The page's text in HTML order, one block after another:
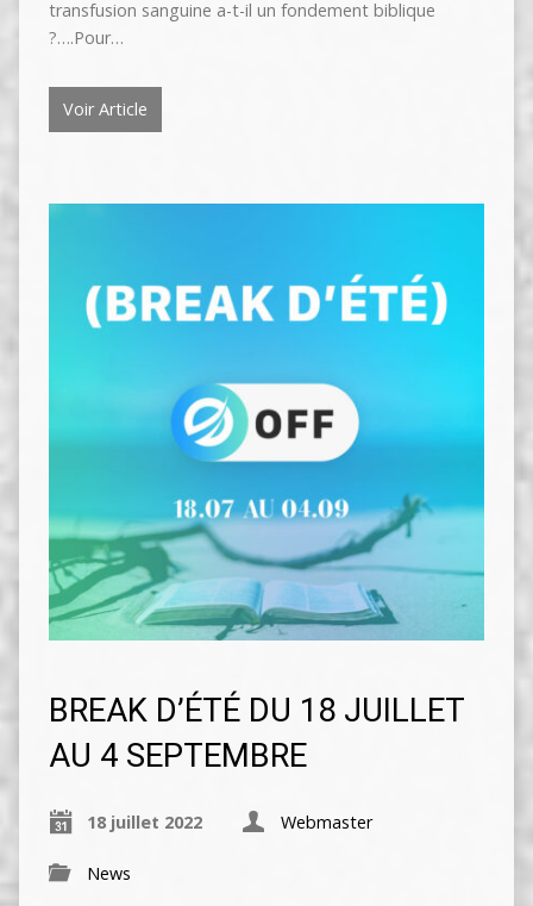
transfusion sanguine a-t-il un fondement biblique
?….Pour…
Voir Article
BREAK D’ÉTÉ DU 18 JUILLET
AU 4 SEPTEMBRE
18 juillet 2022 Webmaster
News